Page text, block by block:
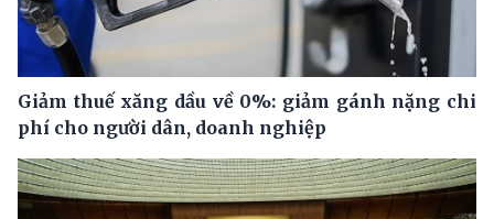
Giảm thuế xăng dầu về 0%: giảm gánh nặng chi
phí cho người dân, doanh nghiệp